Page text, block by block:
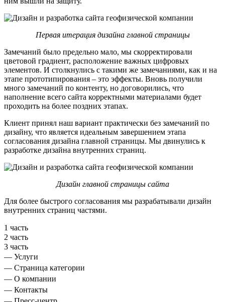
Первая итерация дизайна главной страницы
Замечаний было предельно мало, мы скорректировали
цветовой градиент, расположение важных цифровых
элементов. И столкнулись с такими же замечаниями, как и на
этапе прототипирования – это эффекты. Вновь получили
много замечаний по контенту, но договорились, что
наполнение всего сайта корректными материалами будет
проходить на более поздних этапах.
Клиент принял наш вариант практически без замечаний по
дизайну, что является идеальным завершением этапа
согласования дизайна главной страницы. Мы двинулись к
разработке дизайна внутренних страниц.
Дизайн главной страницы сайта
Для более быстрого согласования мы разрабатывали дизайн
внутренних страниц частями.
1 часть
2 часть
3 часть
— Услуги
— Страница категории
— О компании
— Контакты